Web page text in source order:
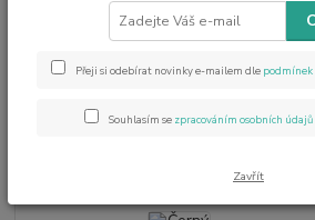
Minerály od A do Z
esoterika, znamení a léčivá síla
Černý obsidián
esoterika, znamení a
Přeji si odebírat novinky e-mailem dle podmínek
Souhlasím se zpracováním osobních údajů
Zavřít